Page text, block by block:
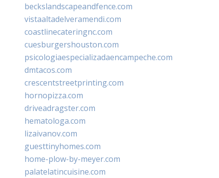
beckslandscapeandfence.com
vistaaltadelveramendi.com
coastlinecateringnc.com
cuesburgershouston.com
psicologiaespecializadaencampeche.com
dmtacos.com
crescentstreetprinting.com
hornopizza.com
driveadragster.com
hematologa.com
lizaivanov.com
guesttinyhomes.com
home-plow-by-meyer.com
palatelatincuisine.com